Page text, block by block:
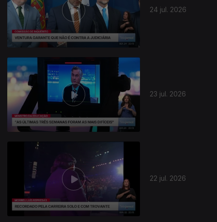
24 jul. 2026
23 jul. 2026
22 jul. 2026